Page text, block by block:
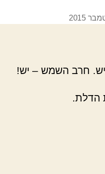
יש. חרב השמש – יש!
הדלת.